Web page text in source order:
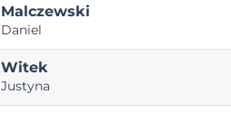
Malczewski
Daniel
Witek
Justyna